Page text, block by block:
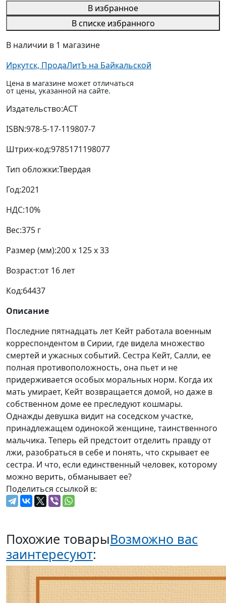
В избранное
В списке избранного
В наличии в 1 магазине
Иркутск, ПродаЛитЪ на Байкальской
Цена в магазине может отличаться
от цены, указанной на сайте.
Издательство:АСТ
ISBN:978-5-17-119807-7
Штрих-код:9785171198077
Тип обложки:Твердая
Год:2021
НДС:10%
Вес:375 г
Размер (мм):200 x 125 x 33
Возраст:от 16 лет
Код:64437
Описание
Последние пятнадцать лет Кейт работала военным
корреспондентом в Сирии, где видела множество
смертей и ужасных событий. Сестра Кейт, Салли, ее
полная противоположность, она пьет и не
придерживается особых моральных норм. Когда их
мать умирает, Кейт возвращается домой, но даже в
собственном доме ее преследуют кошмары.
Однажды девушка видит на соседском участке,
принадлежащем одинокой женщине, таинственного
мальчика. Теперь ей предстоит отделить правду от
лжи, разобраться в себе и понять, что скрывает ее
сестра. И что, если единственный человек, которому
можно верить, обманывает ее?
Поделиться ссылкой в:
Похожие товарыВозможно вас
заинтересуют: